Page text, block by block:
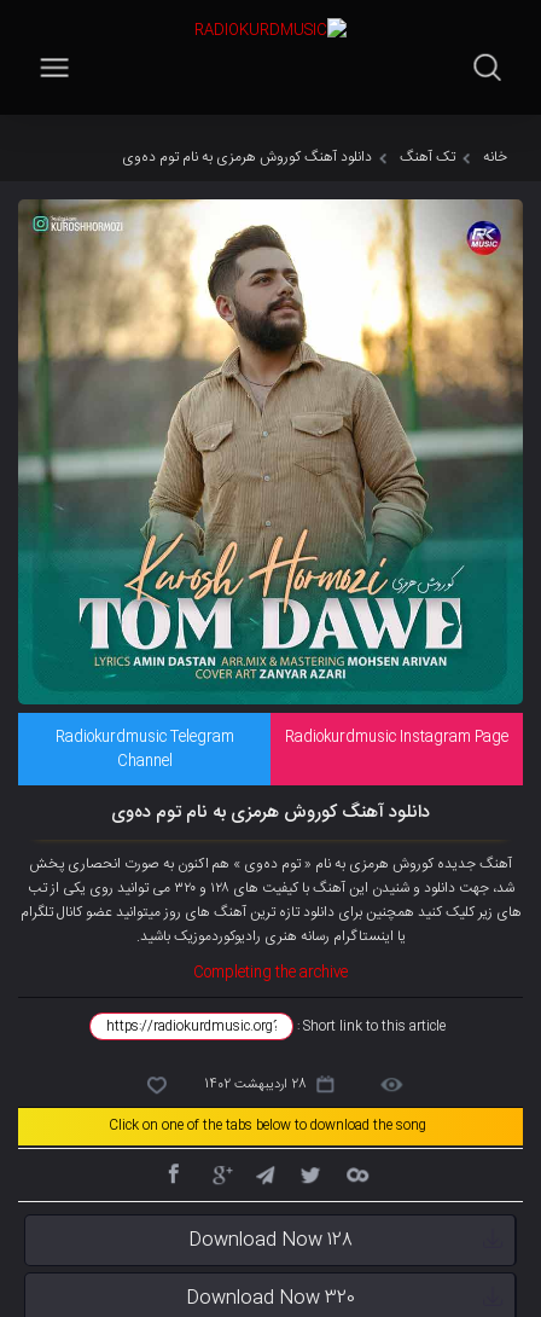
خانه تک آهنگ دانلود آهنگ کوروش هرمزی به نام توم دەوی
Radiokurdmusic Instagram Page
Radiokurdmusic Telegram
Channel
دانلود آهنگ کوروش هرمزی به نام توم دەوی
آهنگ جدیده کوروش هرمزی به نام « توم دەوی » هم اکنون به صورت انحصاری پخش
شد، جهت دانلود و شنیدن این آهنگ با کیفیت های ۱۲۸ و ۳۲۰ می توانید روی یکی از تب
های زیر کلیک کنید همچنین برای دانلود تازه ترین آهنگ های روز میتوانید عضو کانال تلگرام
یا اینستاگرام رسانه هنری رادیوکوردموزیک باشید.
Completing the archive
Short link to this article :
28 اردیبهشت 1402
Click on one of the tabs below to download the song
Download Now 128
Download Now 320